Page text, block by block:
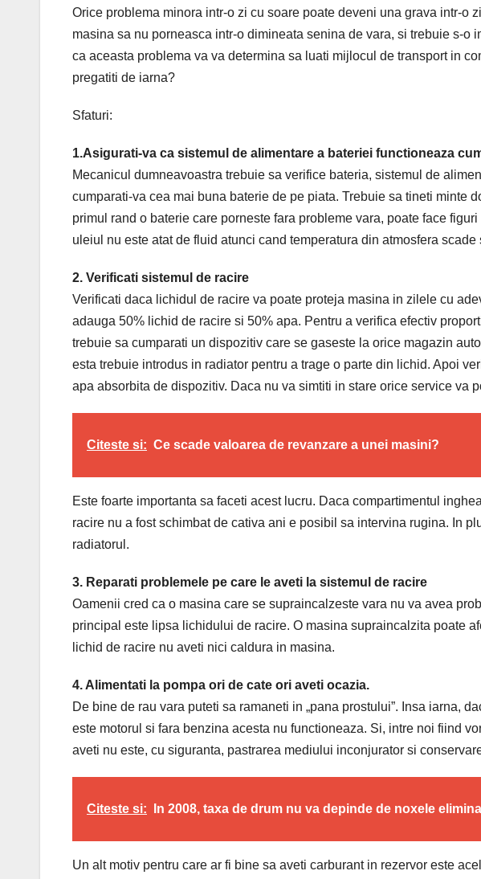
Orice problema minora intr-o zi cu soare poate deveni una grava intr-o
masina sa nu porneasca intr-o dimineata senina de vara, si trebuie s-o
ca aceasta problema va va determina sa luati mijlocul de transport in
pregatiti de iarna?
Sfaturi:
1.Asigurati-va ca sistemul de alimentare a bateriei functioneaza
Mecanicul dumneavoastra trebuie sa verifice bateria, sistemul de
cumparati-va cea mai buna baterie de pe piata. Trebuie sa tineti minte
primul rand o baterie care porneste fara probleme vara, poate face
uleiul nu este atat de fluid atunci cand temperatura din atmosfera scade
2. Verificati sistemul de racire
Verificati daca lichidul de racire va poate proteja masina in zilele cu
adauga 50% lichid de racire si 50% apa. Pentru a verifica efectiv
trebuie sa cumparati un dispozitiv care se gaseste la orice magazin
esta trebuie introdus in radiator pentru a trage o parte din lichid. Apoi
apa absorbita de dispozitiv. Daca nu va simtiti in stare orice service va
Citeste si: Ce scade valoarea de revanzare a unei masini?
Este foarte importanta sa faceti acest lucru. Daca compartimentul
racire nu a fost schimbat de cativa ani e posibil sa intervina rugina. In
radiatorul.
3. Reparati problemele pe care le aveti la sistemul de racire
Oamenii cred ca o masina care se supraincalzeste vara nu va avea
principal este lipsa lichidului de racire. O masina supraincalzita poate
lichid de racire nu aveti nici caldura in masina.
4. Alimentati la pompa ori de cate ori aveti ocazia.
De bine de rau vara puteti sa ramaneti in „pana prostului”. Insa iarna,
este motorul si fara benzina acesta nu functioneaza. Si, intre noi fiind
aveti nu este, cu siguranta, pastrarea mediului inconjurator si
Citeste si: In 2008, taxa de drum nu va depinde de noxele
Un alt motiv pentru care ar fi bine sa aveti carburant in rezervor este